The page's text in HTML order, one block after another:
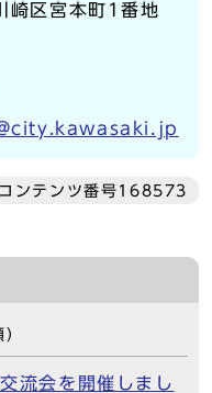
区宮本町1番地
コンテンツ番号168573
流会を開催しまし